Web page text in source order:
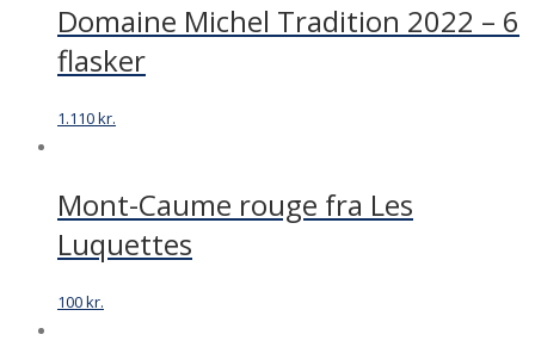
Domaine Michel Tradition 2022 – 6
flasker
1.110kr.
Mont-Caume rouge fra Les
Luquettes
100kr.